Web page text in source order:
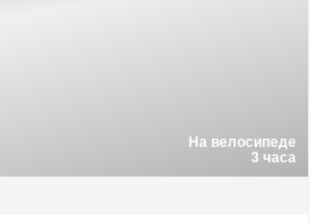
На велосипеде
3 часа